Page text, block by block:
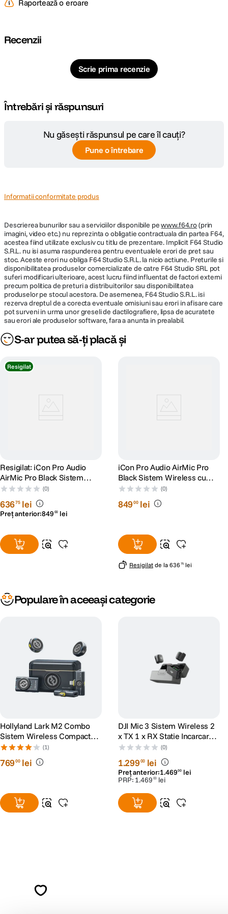
Greutate 40g
DETALII PRODUCATOR
Cod producator 10011829
producator
Audio Wireless
Raportează o eroare
Recenzii
Scrie prima recenzie
Întrebări și răspunsuri
Nu găsești răspunsul pe care îl cauți?
Pune o întrebare
Informatii conformitate produs
Descrierea bunurilor sau a serviciilor disponibile pewww.f64.ro(prin
imagini, video etc.) nu reprezinta o obligatie contractuala din partea F64,
acestea fiind utilizate exclusiv cu titlu de prezentare. Implicit F64 Studio
S.R.L. nu isi asuma raspunderea pentru eventualele erori de pret sau
stoc. Aceste erori nu obliga F64 Studio S.R.L. la nicio actiune. Preturile si
disponibilitatea produselor comercializate de catre F64 Studio SRL pot
suferi modificari ulterioare, acest lucru fiind influentat de factori externi
precum politica de preturi a distribuitorilor sau disponibilitatea
produselor pe stocul acestora. De asemenea, F64 Studio S.R.L. isi
rezerva dreptul de a corecta eventuale omisiuni sau erori in afisare care
pot surveni in urma unor greseli de dactilografiere, lipsa de acuratete
sau erori ale produselor software, fara a anunta in prealabil.
S-ar putea să-ți placă și
Resigilat
Resigilat: iCon Pro Audio
AirMic Pro Black Sistem
Wireless cu Microfon Negru
- RS125087175-1
(0)
63675 lei
Preț anterior:849 00 lei
iCon Pro Audio AirMic Pro
Black Sistem Wireless cu
Microfon Negru
(0)
84900 lei
Resigilat de la 636 75 lei
Populare în aceeași categorie
Hollyland Lark M2 Combo
Sistem Wireless Compact
Shine Charcoal
(1)
76900 lei
DJI Mic 3 Sistem Wireless 2
x TX 1 x RX Statie Incarcare
400m 32-bit Float Bluetooth
(0)
1.29900 lei
Preț anterior:1.46900 lei
PRP: 1.469 00 lei